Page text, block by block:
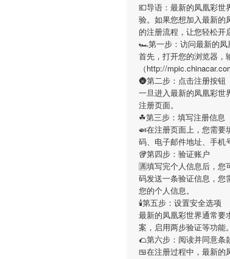
💶导语： 最新的凤凰彩世
验。如果您想加入最新的
的注册流程，让您轻松开
🏎第一步：访问最新的凤
首先，打开您的浏览器，
（http://
🌚第二步：点击注册按钮
一旦进入最新的凤凰彩世
注册页面。
☘第三步：填写注册信息
🍛在注册页面上，您需要
码、电子邮件地址、手机
🥡第四步：验证账户
🈵填写完个人信息后，您
码发送一条验证信息，您
您的个人信息。
🕯第五步：设置安全选项
最新的凤凰彩世界通常要
案，启用两步验证等功能
🌮第六步：阅读并同意条
🍱在注册过程中， 最新的